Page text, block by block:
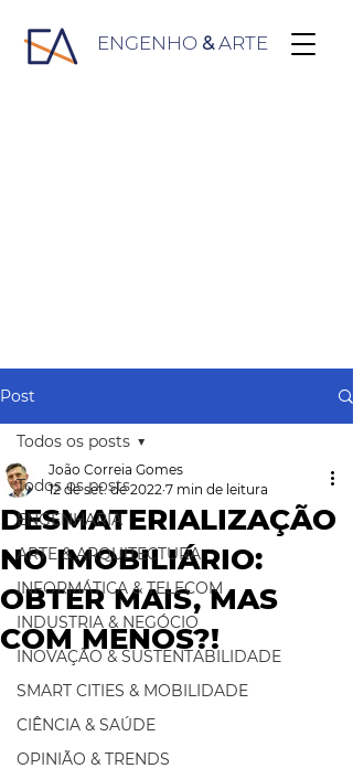
ENGENHO &ARTE
Post
Todos os posts
ENGENHARIA
ARTE & ARQUITECTURA
INFORMÁTICA & TELECOM
INDUSTRIA & NEGÓCIO
INOVAÇÃO & SUSTENTABILIDADE
SMART CITIES & MOBILIDADE
CIÊNCIA & SAÚDE
OPINIÃO & TRENDS
Todos os posts
DESMATERIALIZAÇÃO
NO IMOBILIÁRIO:
OBTER MAIS, MAS
COM MENOS?!
João Correia Gomes
12 de set. de 2022 7 min de leitura